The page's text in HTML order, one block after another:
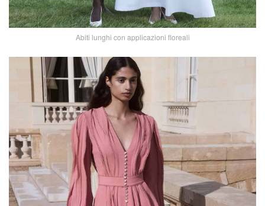
Abiti lunghi con applicazioni floreali